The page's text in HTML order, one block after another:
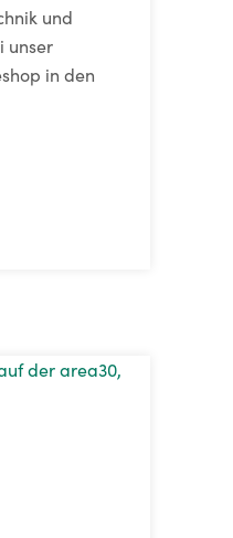
und
unser
in den